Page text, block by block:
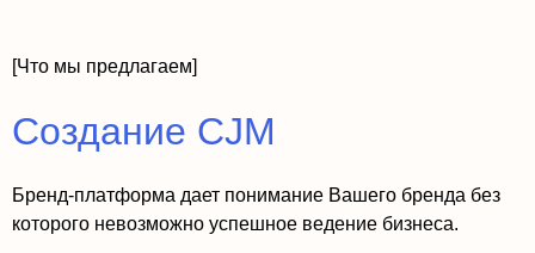
[Что мы предлагаем]
Создание CJM
Бренд-платформа дает понимание Вашего бренда без
которого невозможно успешное ведение бизнеса.